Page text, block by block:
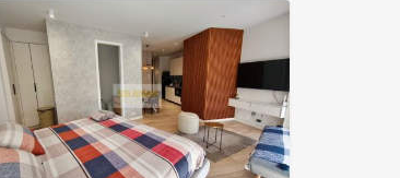
US$450